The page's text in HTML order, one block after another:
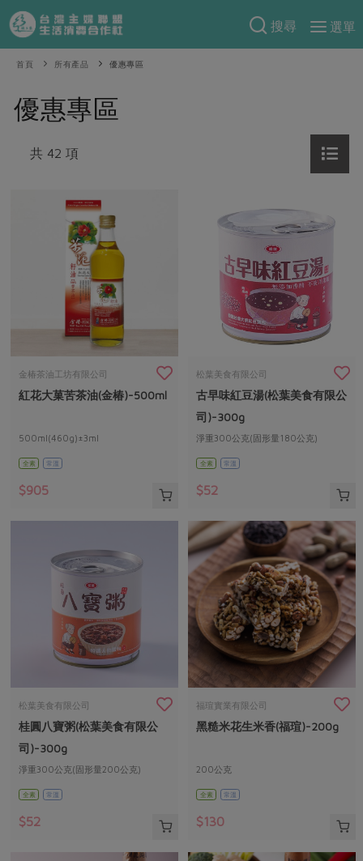
搜尋
選單
產品分類
當季蔬果
一籃菜
芽苗類
奶蛋豆・五穀
肉品・水產
水畜加工品
調理食材・點心
調味醬料/南北貨 烘焙
美妝保養 個人清潔
家庭清潔 織品
圖書禮品
素食專區
食譜料理
料理方式
醬料
湯品．鍋物
主題食譜
異國料理
年菜食譜
養身食補
節慶大餐
高麗菜海鮮煎餅
把最好的台灣味帶回家！
防災用品預購圓滿結束
2026年端午節預購圓滿結束
更多預購活動
傳到心坎裡，誠心又澎派
合作25-精選產品第四彈
更多當季產品
主婦聯盟X樂齡網特約優惠案
30%rPET紅烏龍茶
2024農業發展計畫年度報告
更多議題活動
傳到心坎裡，誠心又澎派
觀點文章
一籃菜真心話
社內大小事 合作聯合國
樂齡生活
廚房瑜伽
減硝酸鹽 惜食
減塑減廢
公益金 食農教育
更多議題
生活者e週報
典藏閱覽室
關於合作社
認識合作社
合作社組織
員工與求才
自主把關
檢驗報告
硝酸鹽檢驗
社員權益
合作社法規
社務專區
選舉專區
媒體報導
下載專區
地區活動
重要公告
首頁 所有產品 優惠專區
優惠專區
共 42 項
金椿茶油工坊有限公司
紅花大菓苦茶油(金椿)-500ml
500ml(460g)±3ml
全素 常溫
$905
松葉美食有限公司
古早味紅豆湯(松葉美食有限公
司)-300g
淨重300公克(固形量180公克)
全素 常溫
$52
松葉美食有限公司
桂圓八寶粥(松葉美食有限公
司)-300g
淨重300公克(固形量200公克)
全素 常溫
$52
福瑄實業有限公司
黑糙米花生米香(福瑄)-200g
200公克
全素 常溫
$130